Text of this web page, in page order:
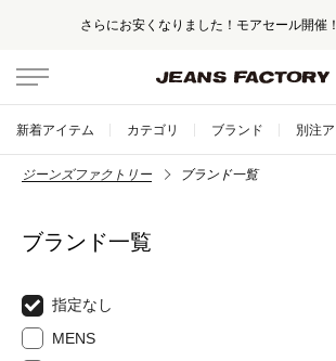
さらにお安くなりました！モアセール開催！
新着アイテム カテゴリ ブランド 別注
ジーンズファクトリー ブランド一覧
ブランド一覧
指定なし
MENS